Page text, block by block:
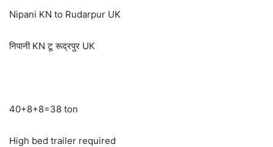
Nipani KN to Rudarpur UK
निपानी KN टू रूद्रपुर UK
40+8+8=38 ton
High bed trailer required